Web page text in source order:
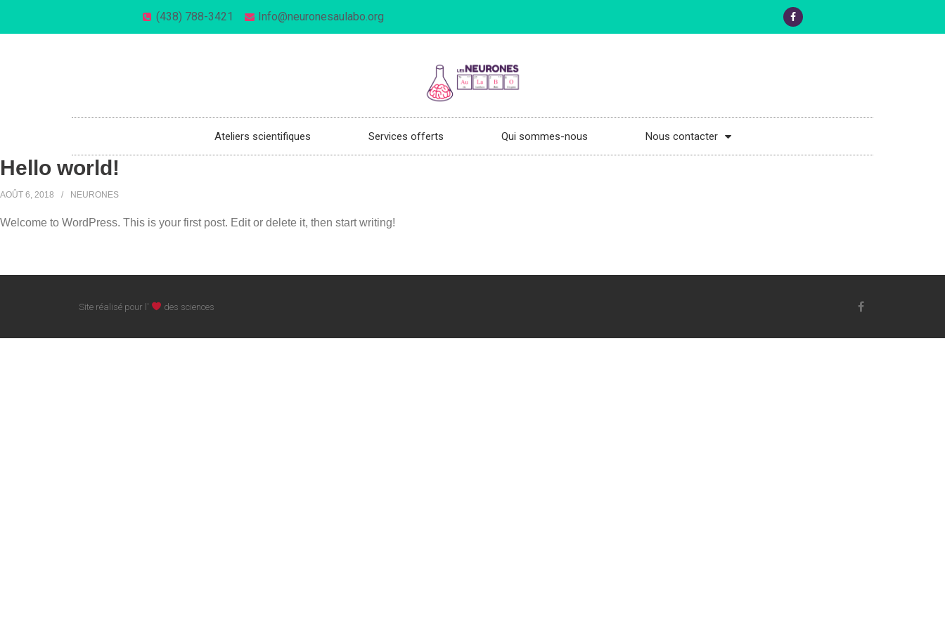
(438) 788-3421 Info@neuronesaulabo.org
Ateliers scientifiques Services offerts Qui sommes-nous Nous contacter
Hello world!
AOÛT 6, 2018 NEURONES
Welcome to WordPress. This is your first post. Edit or delete it, then start writing!
Site réalisé pour l' des sciences